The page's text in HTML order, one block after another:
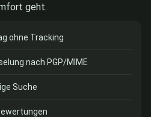
geht.
ohne Tracking
nach PGP/MIME
Suche